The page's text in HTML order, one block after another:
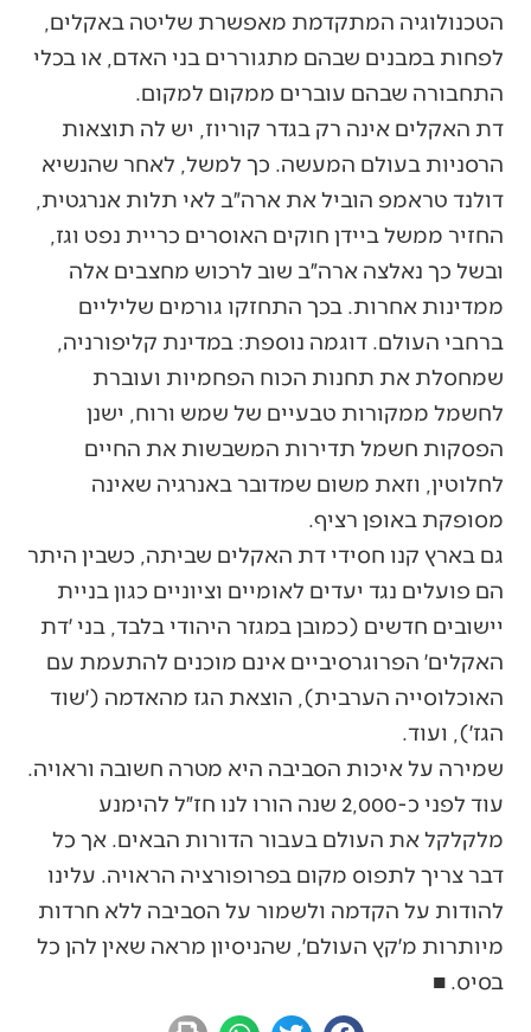
הטכנולוגיה המתקדמת מאפשרת שליטה באקלים,
לפחות במבנים שבהם מתגוררים בני האדם, או בכלי
התחבורה שבהם עוברים ממקום למקום.
דת האקלים אינה רק בגדר קוריוז, יש לה תוצאות
הרסניות בעולם המעשה. כך למשל, לאחר שהנשיא
דולנד טראמפ הוביל את ארה״ב לאי תלות אנרגטית,
החזיר ממשל ביידן חוקים האוסרים כריית נפט וגז,
ובשל כך נאלצה ארה״ב שוב לרכוש מחצבים אלה
ממדינות אחרות. בכך התחזקו גורמים שליליים
ברחבי העולם. דוגמה נוספת: במדינת קליפורניה,
שמחסלת את תחנות הכוח הפחמיות ועוברת
לחשמל ממקורות טבעיים של שמש ורוח, ישנן
הפסקות חשמל תדירות המשבשות את החיים
לחלוטין, וזאת משום שמדובר באנרגיה שאינה
מסופקת באופן רציף.
גם בארץ קנו חסידי דת האקלים שביתה, כשבין היתר
הם פועלים נגד יעדים לאומיים וציוניים כגון בניית
יישובים חדשים (כמובן במגזר היהודי בלבד, בני ׳דת
האקלים׳ הפרוגרסיביים אינם מוכנים להתעמת עם
האוכלוסייה הערבית), הוצאת הגז מהאדמה (׳שוד
הגז׳), ועוד.
שמירה על איכות הסביבה היא מטרה חשובה וראויה.
עוד לפני כ-2,000 שנה הורו לנו חז״ל להימנע
מלקלקל את העולם בעבור הדורות הבאים. אך כל
דבר צריך לתפוס מקום בפרופורציה הראויה. עלינו
להודות על הקדמה ולשמור על הסביבה ללא חרדות
מיותרות מ׳קץ העולם׳, שהניסיון מראה שאין להן כל
בסיס. ■